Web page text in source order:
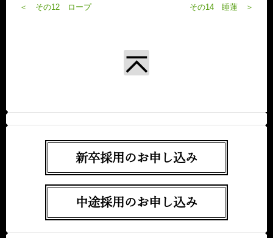
＜ その12 ロープ その14 睡蓮 ＞
新卒採用のお申し込み
中途採用のお申し込み